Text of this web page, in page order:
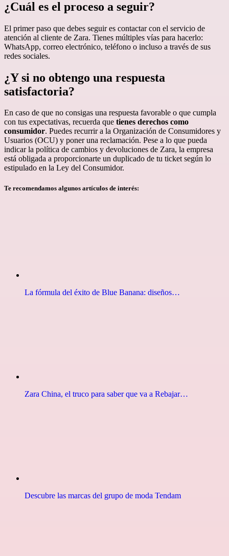
¿Cuál es el proceso a seguir?
El primer paso que debes seguir es contactar con el servicio de
atención al cliente de Zara. Tienes múltiples vías para hacerlo:
WhatsApp, correo electrónico, teléfono o incluso a través de sus
redes sociales.
¿Y si no obtengo una respuesta
satisfactoria?
En caso de que no consigas una respuesta favorable o que cumpla
con tus expectativas, recuerda que tienes derechos como
consumidor. Puedes recurrir a la Organización de Consumidores y
Usuarios (OCU) y poner una reclamación. Pese a lo que pueda
indicar la política de cambios y devoluciones de Zara, la empresa
está obligada a proporcionarte un duplicado de tu ticket según lo
estipulado en la Ley del Consumidor.
Te recomendamos algunos artículos de interés:
La fórmula del éxito de Blue Banana: diseños…
Zara China, el truco para saber que va a Rebajar…
Descubre las marcas del grupo de moda Tendam